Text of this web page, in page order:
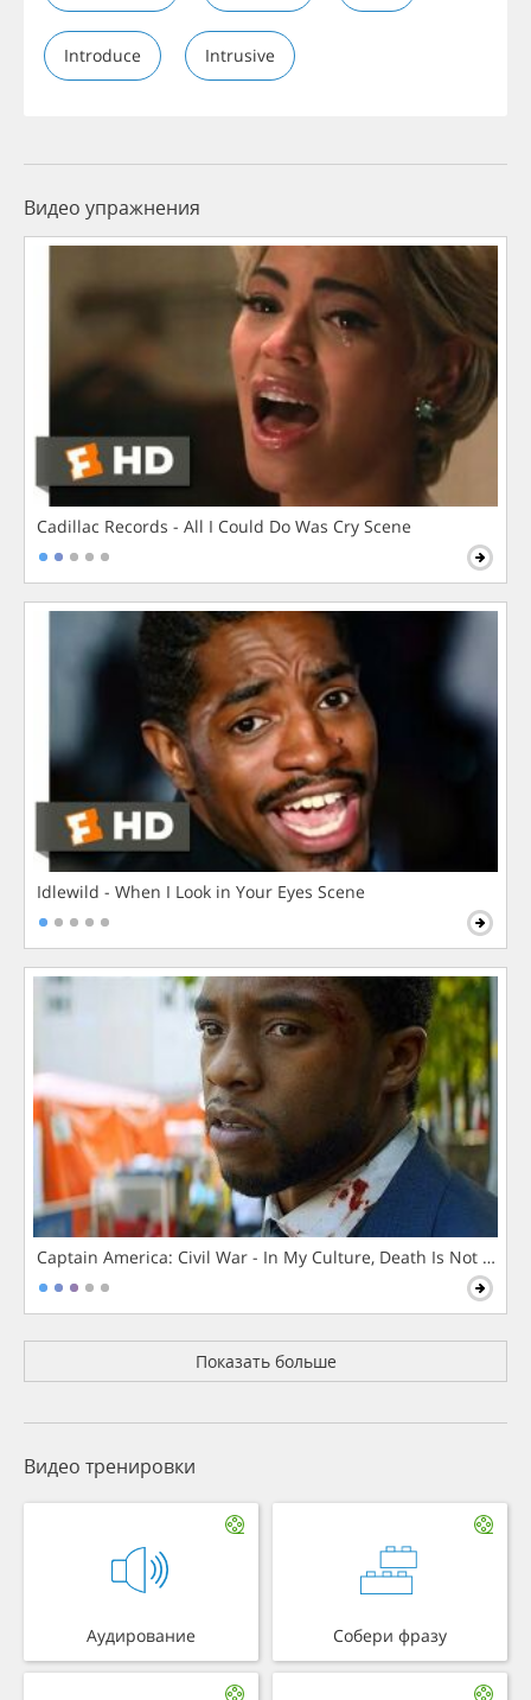
Introduce Intrusive
Видео упражнения
Cadillac Records - All I Could Do Was Cry Scene
Idlewild - When I Look in Your Eyes Scene
Captain America: Civil War - In My Culture, Death Is Not The
Показать больше
Видео тренировки
Аудирование Собери фразу